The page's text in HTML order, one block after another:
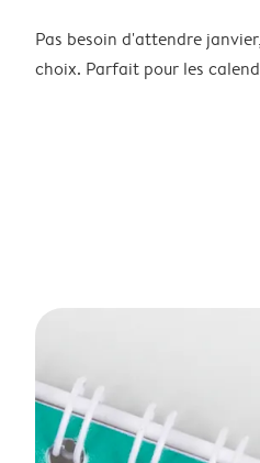
Pas besoin d'attendre
choix. Parfait pour les